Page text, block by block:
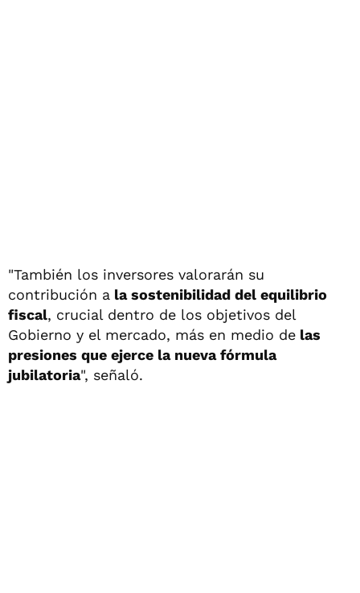
"También los inversores valorarán su
contribución a la sostenibilidad del equilibrio
fiscal, crucial dentro de los objetivos del
Gobierno y el mercado, más en medio de las
presiones que ejerce la nueva fórmula
jubilatoria", señaló.